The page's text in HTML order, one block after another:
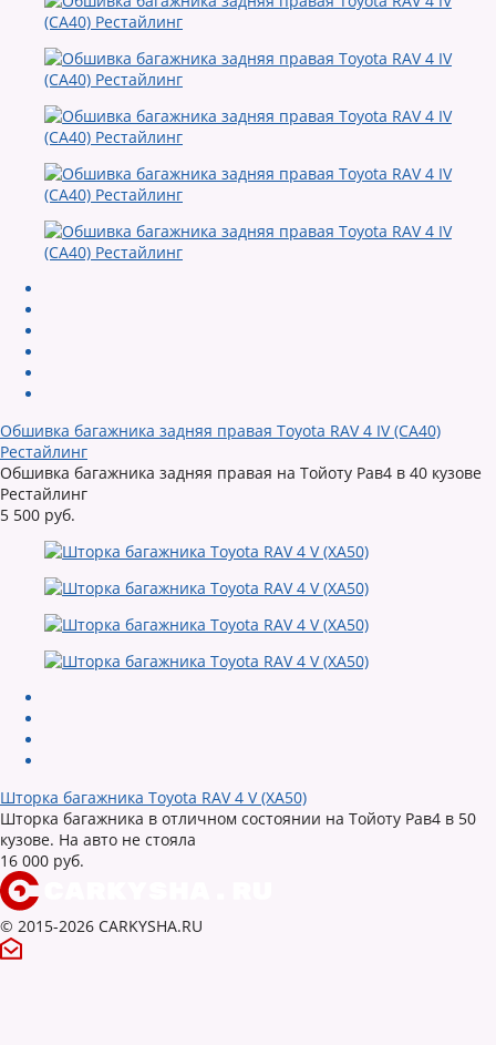
Обшивка багажника задняя правая Toyota RAV 4 IV (CA40)
Рестайлинг
Обшивка багажника задняя правая на Тойоту Рав4 в 40 кузове
Рестайлинг
5 500 руб.
Шторка багажника Toyota RAV 4 V (XA50)
Шторка багажника в отличном состоянии на Тойоту Рав4 в 50
кузове. На авто не стояла
16 000 руб.
© 2015-2026 CARKYSHA.RU